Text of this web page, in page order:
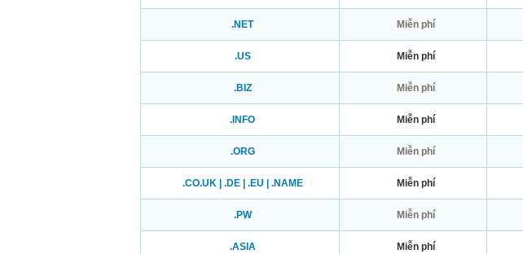
.NET Miễn phí
.US Miễn phí
.BIZ Miễn phí
.INFO Miễn phí
.ORG Miễn phí
.CO.UK | .DE | .EU | .NAME Miễn phí
.PW Miễn phí
.ASIA Miễn phí